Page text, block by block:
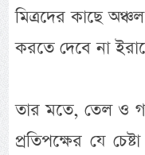
মিত্রদের কাছে
করতে দেবে না
তার মতে, তেল ও
প্রতিপক্ষের যে